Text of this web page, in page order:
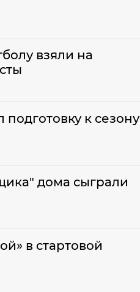
взяли на
к сезону
дома сыграли
в стартовой